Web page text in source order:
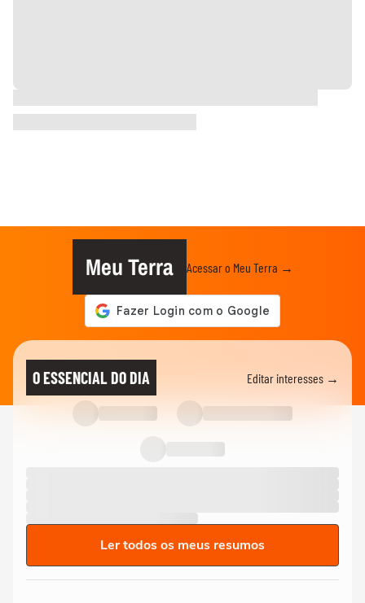
Meu Terra Acessar o Meu Terra →
O ESSENCIAL DO DIA Editar interesses →
Ler todos os meus resumos